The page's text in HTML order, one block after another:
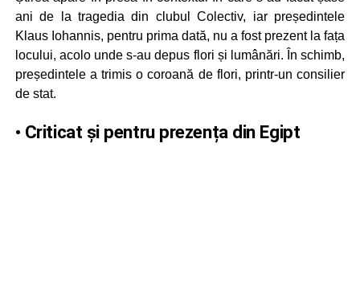
ani de la tragedia din clubul Colectiv, iar președintele
Klaus Iohannis, pentru prima dată, nu a fost prezent la fața
locului, acolo unde s-au depus flori și lumânări. În schimb,
președintele a trimis o coroană de flori, printr-un consilier
de stat.
• Criticat și pentru prezența din Egipt